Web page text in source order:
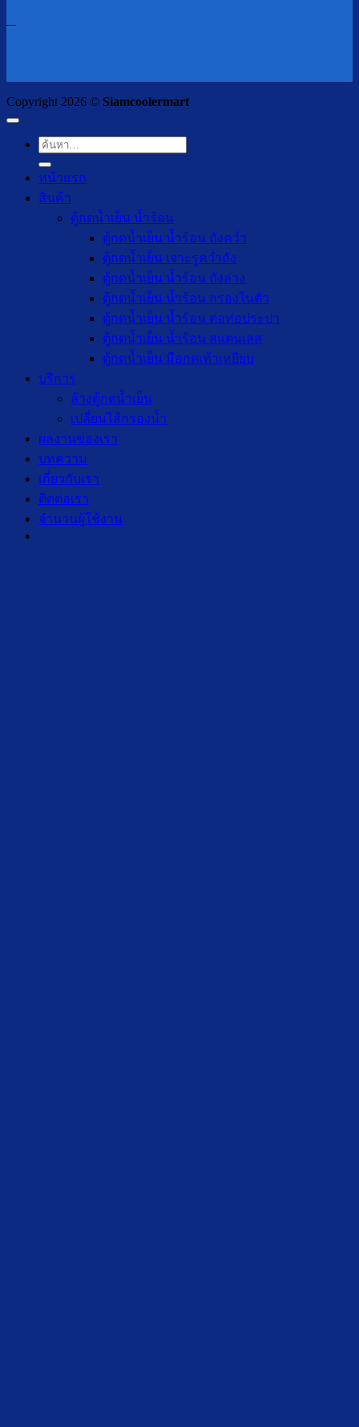
Copyright 2026 © Siamcoolermart
ค้นหา:
หน้าแรก
สินค้า
ตู้กดน้ำเย็น น้ำร้อน
ตู้กดน้ำเย็น น้ำร้อน ถังคว่ำ
ตู้กดน้ำเย็น เจาะรูคว่ำถัง
ตู้กดน้ำเย็น น้ำร้อน ถังล่าง
ตู้กดน้ำเย็น น้ำร้อน กรองในตัว
ตู้กดน้ำเย็น น้ำร้อน ต่อท่อประปา
ตู้กดน้ำเย็น น้ำร้อน สแตนเลส
ตู้กดน้ำเย็น มือกดเท้าเหยียบ
บริการ
ล้างตู้กดน้ำเย็น
เปลี่ยนไส้กรองน้ำ
ผลงานของเรา
บทความ
เกี่ยวกับเรา
ติดต่อเรา
จำนวนผู้ใช้งาน